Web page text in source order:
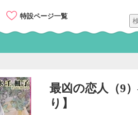
特設ページ一覧
最凶の恋人（9
り】